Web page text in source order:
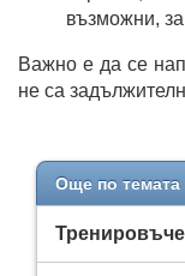
възможни,
Важно е да се
не са
Още по темата